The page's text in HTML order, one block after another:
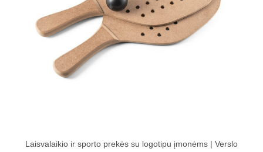
Laisvalaikio ir sporto prekės su logotipu įmonėms | Verslo